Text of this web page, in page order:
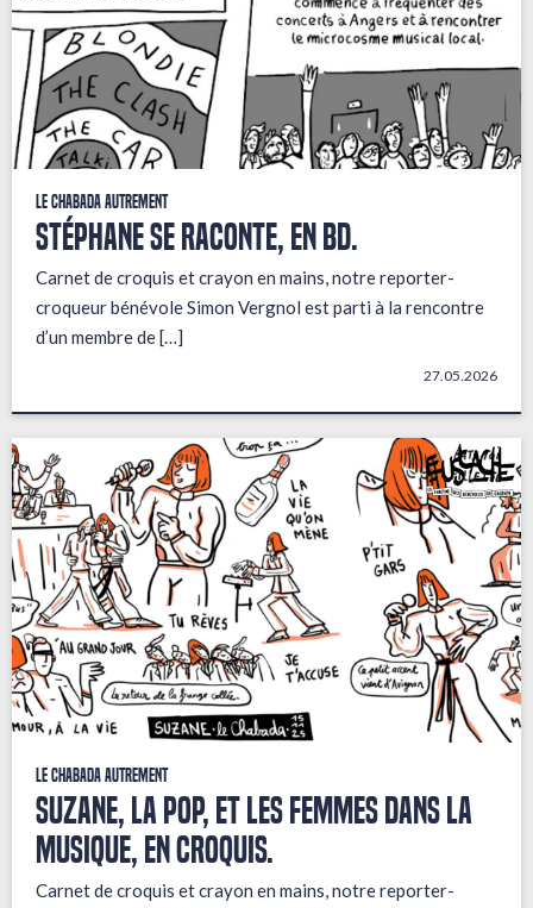
Le Chabada autrement
STÉPHANE SE RACONTE, EN BD.
Carnet de croquis et crayon en mains, notre reporter-
croqueur bénévole Simon Vergnol est parti à la rencontre
d’un membre de […]
27.05.2026
Le Chabada autrement
Suzane, la pop, et les femmes dans la
musique, en croquis.
Carnet de croquis et crayon en mains, notre reporter-